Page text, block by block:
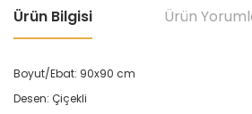
Ürün Bilgisi Ürün
Boyut/Ebat: 90x90 cm
Desen: Çiçekli